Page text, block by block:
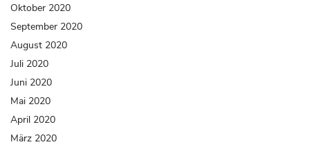
Oktober 2020
September 2020
August 2020
Juli 2020
Juni 2020
Mai 2020
April 2020
März 2020